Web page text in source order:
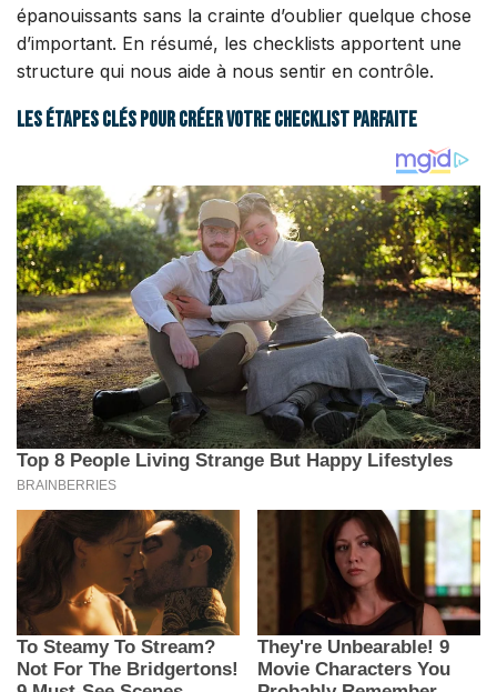
épanouissants sans la crainte d’oublier quelque chose
d’important. En résumé, les checklists apportent une
structure qui nous aide à nous sentir en contrôle.
Les étapes clés pour créer votre checklist parfaite